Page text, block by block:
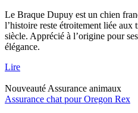
Le Braque Dupuy est un chien
l’histoire reste étroitement liée
siècle. Apprécié à l’origine pour
élégance.
Lire
Nouveauté Assurance animaux
Assurance chat pour Oregon Rex